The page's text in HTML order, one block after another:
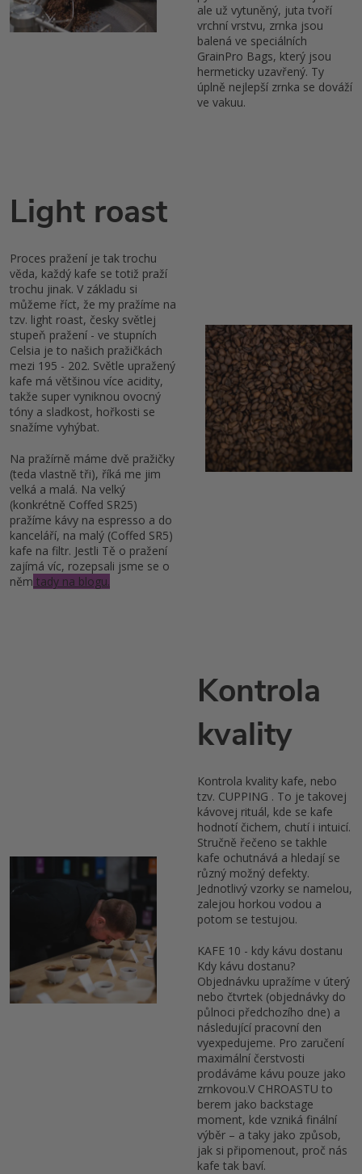
ale už vytuněný, juta tvoří
vrchní vrstvu, zrnka jsou
balená ve speciálních
GrainPro Bags, který jsou
hermeticky uzavřený. Ty
úplně nejlepší zrnka se dováží
ve vakuu.
Light roast
Proces pražení je tak trochu
věda, každý kafe se totiž praží
trochu jinak. V základu si
můžeme říct, že my pražíme na
tzv. light roast, česky světlej
stupeň pražení - ve stupních
Celsia je to našich pražičkách
mezi 195 - 202. Světle upražený
kafe má většinou více acidity,
takže super vyniknou ovocný
tóny a sladkost, hořkosti se
snažíme vyhýbat.
Na pražírně máme dvě pražičky
(teda vlastně tři), říká me jim
velká a malá. Na velký
(konkrétně Coffed SR25)
pražíme kávy na espresso a do
kanceláří, na malý (Coffed SR5)
kafe na filtr. Jestli Tě o pražení
zajímá víc, rozepsali jsme se o
něm tady na blogu.
Kontrola
kvality
Kontrola kvality kafe, nebo
tzv. CUPPING . To je takovej
kávovej rituál, kde se kafe
hodnotí čichem, chutí i intuicí.
Stručně řečeno se takhle
kafe ochutnává a hledají se
různý možný defekty.
Jednotlivý vzorky se namelou,
zalejou horkou vodou a
potom se testujou.
KAFE 10 - kdy kávu dostanu
Kdy kávu dostanu?
Objednávku upražíme v úterý
nebo čtvrtek (objednávky do
půlnoci předchozího dne) a
následující pracovní den
vyexpedujeme. Pro zaručení
maximální čerstvosti
prodáváme kávu pouze jako
zrnkovou.V CHROASTU to
berem jako backstage
moment, kde vzniká finální
výběr – a taky jako způsob,
jak si připomenout, proč nás
kafe tak baví.